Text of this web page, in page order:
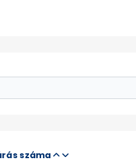
száma